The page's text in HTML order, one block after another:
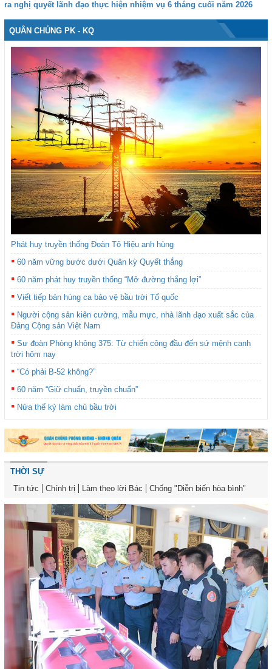
ra nghị quyết lãnh đạo thực hiện nhiệm vụ 6 tháng cuối năm 2026
QUÂN CHỦNG PK - KQ
Phát huy truyền thống Đoàn Tô Hiệu anh hùng
60 năm vững bước dưới Quân kỳ Quyết thắng
60 năm phát huy truyền thống “Mở đường thắng lợi”
Viết tiếp bản hùng ca bảo vệ bầu trời Tổ quốc
Người cộng sản kiên cường, mẫu mực, nhà lãnh đạo xuất sắc của
Đảng Cộng sản Việt Nam
Sư đoàn Phòng không 375: Từ chiến công đầu đến sứ mệnh canh
trời hôm nay
“Có phải B-52 không?”
60 năm “Giữ chuẩn, truyền chuẩn”
Nửa thế kỷ làm chủ bầu trời
THỜI SỰ
Tin tức
Chính trị Làm theo lời Bác Chống "Diễn biến hòa bình"